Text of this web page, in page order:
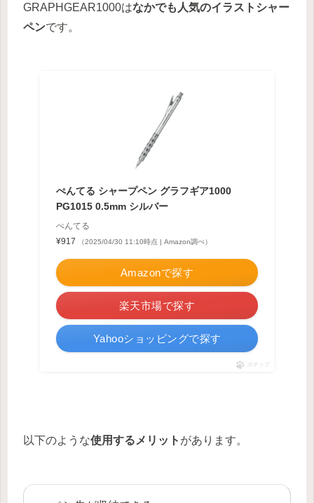
GRAPHGEAR1000はなかでも人気のイラストシャー
ペンです。
ぺんてる シャープペン グラフギア1000
PG1015 0.5mm シルバー
ぺんてる
¥917
（2025/04/30 11:10時点 | Amazon調べ）
Amazonで探す
楽天市場で探す
Yahooショッピングで探す
ポチップ
以下のような使用するメリット があります。